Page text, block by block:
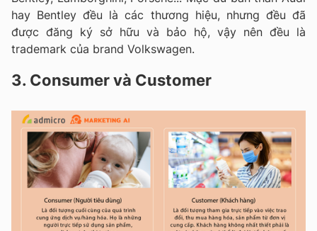
hay Bentley đều là các thương hiệu, nhưng đều đã
được đăng ký sở hữu và bảo hộ, vậy nên đều là
trademark của brand Volkswagen.
3. Consumer và Customer